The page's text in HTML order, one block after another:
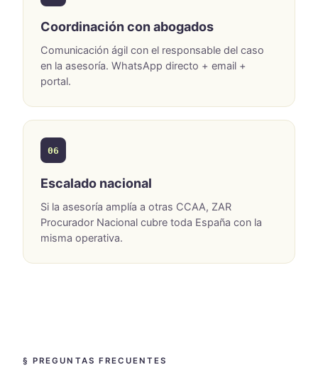
Coordinación con abogados
Comunicación ágil con el responsable del caso
en la asesoría. WhatsApp directo + email +
portal.
06
Escalado nacional
Si la asesoría amplía a otras CCAA, ZAR
Procurador Nacional cubre toda España con la
misma operativa.
§ PREGUNTAS FRECUENTES